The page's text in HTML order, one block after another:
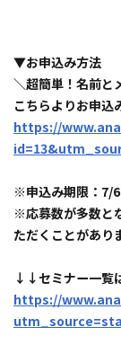
▼お申込み方法
＼超簡単！名前と
こちらよりお申
https://
※申込み期限：7/
※応募数が多数と
ただくことがあり
↓↓セミナー一覧
https://